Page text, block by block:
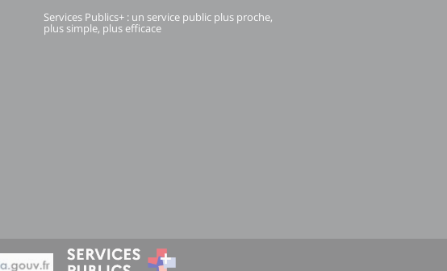
Services Publics+ : un service public plus proche,
plus simple, plus efficace